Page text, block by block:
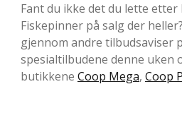
Fant du ikke det du lette etter
Fiskepinner på salg der
gjennom andre tilbudsaviser
spesialtilbudene denne uken
butikkene Coop Mega, Coop